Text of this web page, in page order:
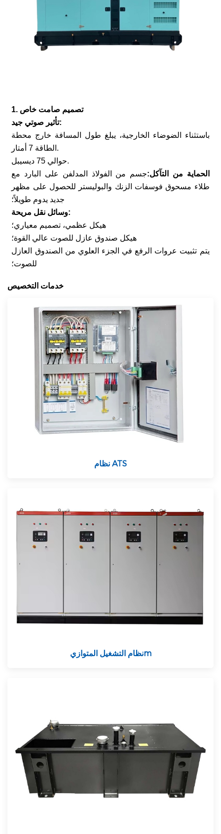
1. تصميم صامت خاص
تأثير صوتي جيد:
باستثناء الضوضاء الخارجية، يبلغ طول المسافة خارج محطة
الطاقة 7 أمتار.
حوالي 75 ديسيبل.
الحماية من التآكل:جسم من الفولاذ المدلفن على البارد مع
طلاء مسحوق فوسفات الزنك والبوليستر للحصول على مظهر
جديد يدوم طويلاً؛
وسائل نقل مريحة:
هيكل عظمي، تصميم معياري؛
هيكل صندوق عازل للصوت عالي القوة؛
يتم تثبيت عروات الرفع في الجزء العلوي من الصندوق العازل
للصوت؛
خدمات التخصيص
نظام ATS
نظام التشغيل المتوازيm